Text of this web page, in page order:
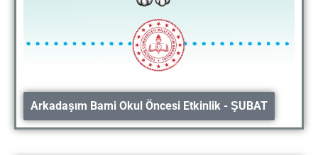
Arkadaşım Bami Okul Öncesi Etkinlik - ŞUBAT